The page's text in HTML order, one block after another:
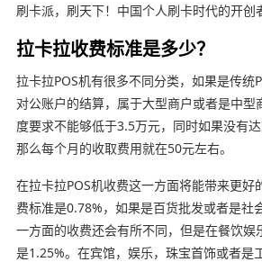
刷卡派，刷天下！中国个人刷卡时代的开创
拉卡拉收费标准是多少？
拉卡拉POS机有很多不同分类，如果是传统
对公账户的结算，属于大型商户或者是中型
度要求不能够低于3.5万元，同时如果没有达
那么每个月的收取费用就在50元左右。
在拉卡拉POS机收费这一方面将能带来更好
费标准是0.78%，如果是百货批发或者是社
一方面的收费还会有所不同，但是在餐饮娱
是1.25%。在宾馆，娱乐，珠宝首饰或者是